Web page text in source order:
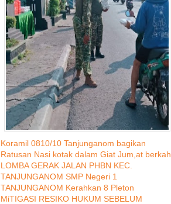
Koramil 0810/10 Tanjunganom bagikan
Ratusan Nasi kotak dalam Giat Jum,at berkah
LOMBA GERAK JALAN PHBN KEC.
TANJUNGANOM SMP Negeri 1
TANJUNGANOM Kerahkan 8 Pleton
MiTIGASI RESIKO HUKUM SEBELUM